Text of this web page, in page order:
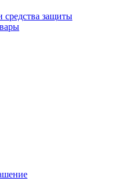
средства защиты